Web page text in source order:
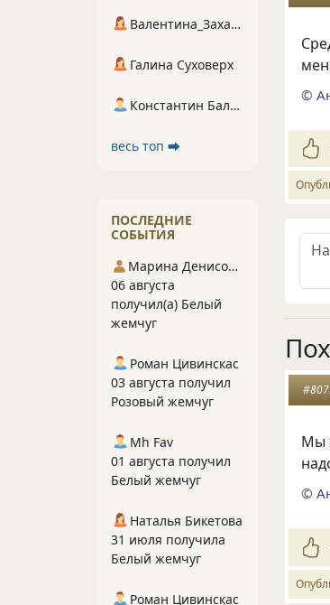
©
Мы
©
Валентина_Захарова
Галина Суховерх
Константин Балухта
весь топ ⮕
ПОСЛЕДНИЕ
СОБЫТИЯ
Марина Денисова 5
06 августа
получил(а) Белый
жемчуг
Роман Цивинскас
03 августа получил
Розовый жемчуг
Mh Fav
01 августа получил
Белый жемчуг
Наталья Бикетова
31 июля получила
Белый жемчуг
Роман Цивинскас